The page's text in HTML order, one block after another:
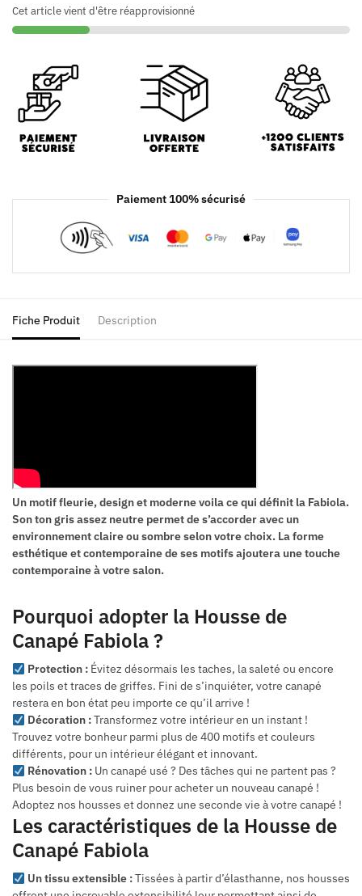
Cet article vient d'être réapprovisionné
Paiement 100% sécurisé
Fiche Produit Description
Un motif fleurie, design et moderne voila ce qui définit la Fabiola.
Son ton gris assez neutre permet de s’accorder avec un
environnement claire ou sombre selon votre choix. La forme
esthétique et contemporaine de ses motifs ajoutera une touche
contemporaine à votre salon.
Pourquoi adopter la Housse de
Canapé Fabiola ?
Protection :Évitez désormais les taches, la saleté ou encore
les poils et traces de griffes. Fini de s’inquiéter, votre canapé
restera en bon état peu importe ce qu’il arrive !
Décoration :Transformez votre intérieur en un instant !
Trouvez votre bonheur parmi plus de 400 motifs et couleurs
différents, pour un intérieur élégant et innovant.
Rénovation :Un canapé usé ? Des tâches qui ne partent pas ?
Plus besoin de vous ruiner pour acheter un nouveau canapé !
Adoptez nos housses et donnez une seconde vie à votre canapé !
Les caractéristiques de la Housse de
Canapé Fabiola
Un tissu extensible :Tissées à partir d’élasthanne, nos housses